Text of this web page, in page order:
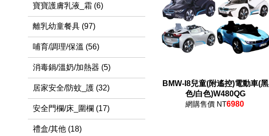
BMW-I8兒童(附遙控)電動車(黑
色/白色)W480QG
網購售價 NT6980
寶寶護膚乳液_霜 (6)
離乳幼童餐具 (97)
哺育/調理/保溫 (56)
消毒鍋/溫奶/加熱器 (5)
居家安全/防蚊_護 (32)
安全門欄/床_圍欄 (17)
禮盒/其他 (18)